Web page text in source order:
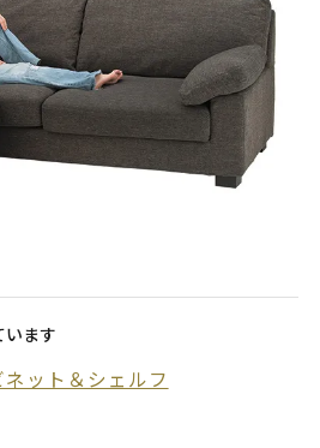
います
ネット＆シェルフ